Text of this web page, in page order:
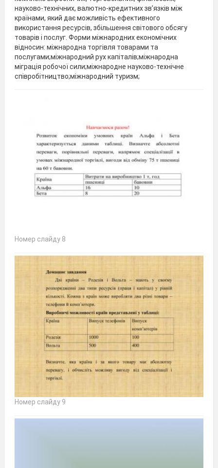
науково-технічних, валютно-кредитних зв’язків між
країнами, який дає можливість ефективного
використання ресурсів, збільшення світового обсягу
товарів і послуг. Форми міжнародних економічних
відносин: міжнародна торгівля товарами та
послугами;міжнародний рух капіталів;міжнародна
міграція робочої сили;міжнародне науково-технічне
співробітництво;міжнародний туризм;
Номер слайду 8
Номер слайду 9